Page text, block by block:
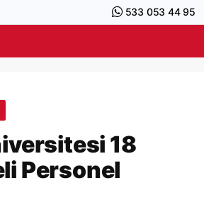
533 053 44 95
18
Personel